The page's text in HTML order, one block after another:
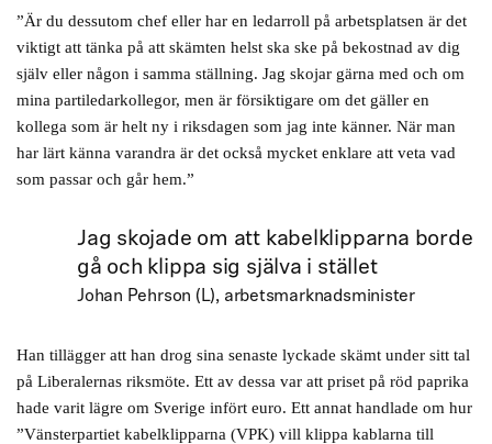
”Är du dessutom chef eller har en ledarroll på arbetsplatsen är det
viktigt att tänka på att skämten helst ska ske på bekostnad av dig
själv eller någon i samma ställning. Jag skojar gärna med och om
mina partiledarkollegor, men är försiktigare om det gäller en
kollega som är helt ny i riksdagen som jag inte känner. När man
har lärt känna varandra är det också mycket enklare att veta vad
som passar och går hem.”
Jag skojade om att kabelklipparna borde
gå och klippa sig själva i stället
Johan Pehrson (L), arbetsmarknadsminister
Han tillägger att han drog sina senaste lyckade skämt under sitt tal
på Liberalernas riksmöte. Ett av dessa var att priset på röd paprika
hade varit lägre om Sverige infört euro. Ett annat handlade om hur
”Vänsterpartiet kabelklipparna (VPK) vill klippa kablarna till